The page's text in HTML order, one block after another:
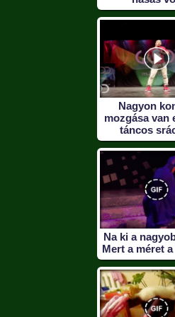
Nagyon
mozgása van
táncos
Na ki a
Mert a méret